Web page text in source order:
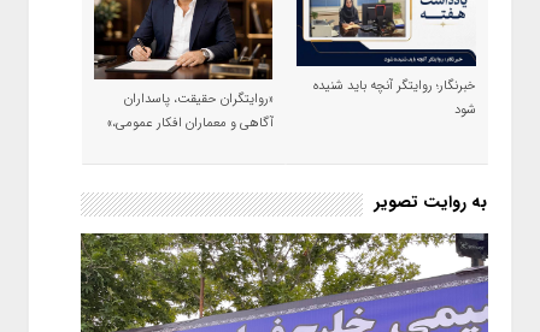
خبرنگار؛ روایتگر آنچه باید شنیده
شود
«روایتگران حقیقت، پاسداران
آگاهی و معماران افکار عمومی،»
به روایت تصویر